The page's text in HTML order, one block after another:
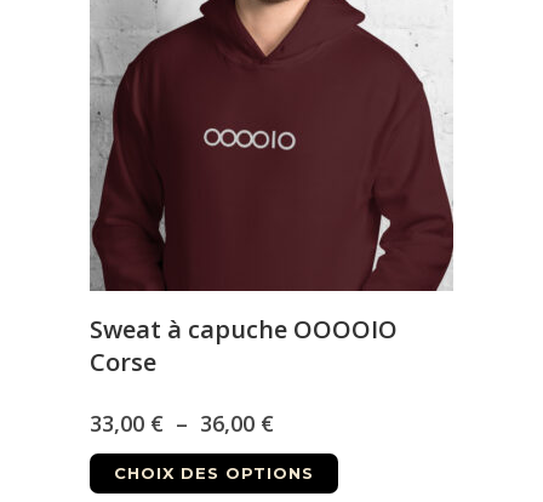
37,50 €
options
peuvent
page
produit
Sweat à capuche OOOOIO
Corse
33,00 € – 36,00 €Plage
de
CHOIX DES OPTIONS
Ce
produit